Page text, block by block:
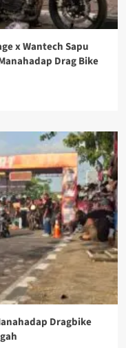
x Wantech Sapu
Drag Bike
Dragbike